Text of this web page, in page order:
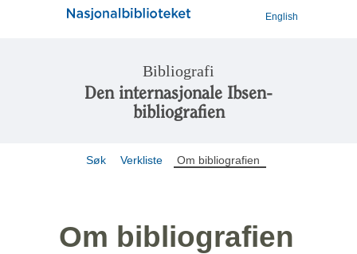
English
Bibliografi
Den internasjonale Ibsen-
bibliografien
Søk Verkliste Om bibliografien
Om bibliografien